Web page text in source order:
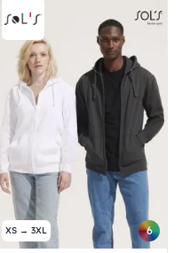
XS → 3XL 6